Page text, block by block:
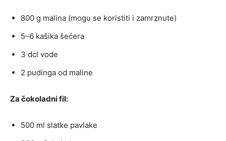
800 g malina (mogu se koristiti i zamrznute)
5–6 kašika šećera
3 dcl vode
2 pudinga od maline
Za čokoladni fil:
500 ml slatke pavlake